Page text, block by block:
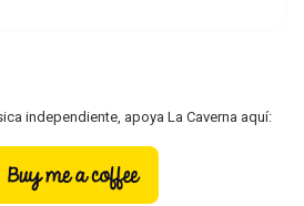
independiente, apoya La Caverna aquí: